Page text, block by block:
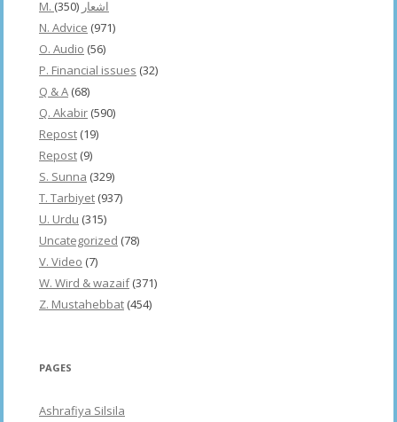
M. اشعار (350)
N. Advice (971)
O. Audio (56)
P. Financial issues (32)
Q & A (68)
Q. Akabir (590)
Repost (19)
Repost (9)
S. Sunna (329)
T. Tarbiyet (937)
U. Urdu (315)
Uncategorized (78)
V. Video (7)
W. Wird & wazaif(371)
Z. Mustahebbat (454)
PAGES
Ashrafiya Silsila